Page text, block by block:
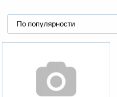
По популярности